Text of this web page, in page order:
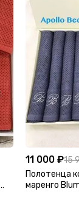
11 000 ₽15
Полотенца
маренго